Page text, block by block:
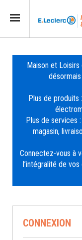
Maison et
Plus de produits
Plus de services
magasin,
Connectez-vous à
l’intégralité de
CONNEXION